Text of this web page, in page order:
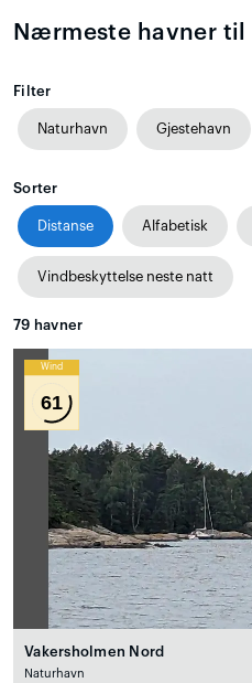
Nærmeste havner til
Filter
Naturhavn Gjestehavn
Sorter
Distanse Alfabetisk
Vindbeskyttelse neste natt
79 havner
Wind
61
Vakersholmen Nord
Naturhavn